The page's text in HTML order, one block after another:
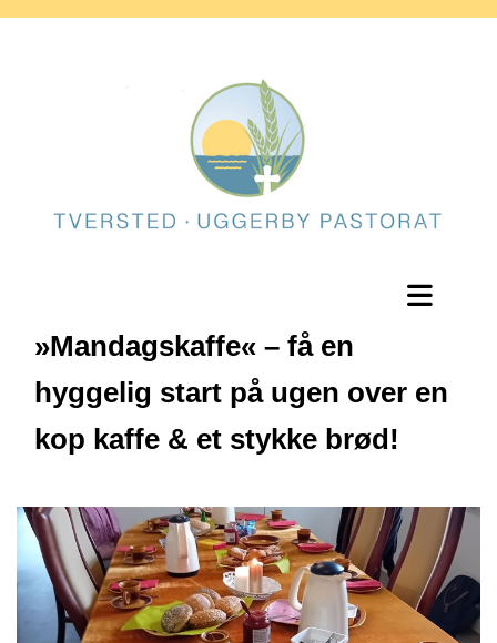
»Mandagskaffe« – få en
hyggelig start på ugen over en
kop kaffe & et stykke brød!